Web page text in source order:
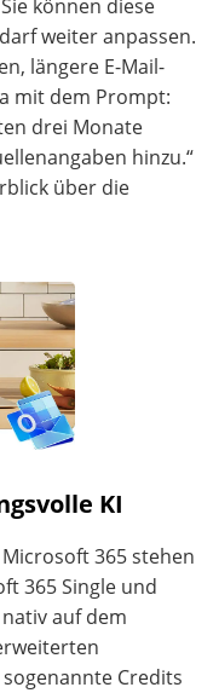
können diese
weiter anpassen.
längere E-Mail-
mit dem Prompt:
drei Monate
hinzu.“
über die
KI
365 stehen
365 Single und
auf dem
Credits